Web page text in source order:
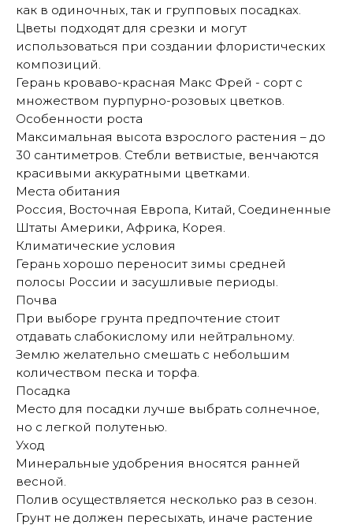
как в одиночных, так и групповых посадках.
Цветы подходят для срезки и могут
использоваться при создании флористических
композиций.
Герань кроваво-красная Макс Фрей - сорт с
множеством пурпурно-розовых цветков.
Особенности роста
Максимальная высота взрослого растения – до
30 сантиметров. Стебли ветвистые, венчаются
красивыми аккуратными цветками.
Места обитания
Россия, Восточная Европа, Китай, Соединенные
Штаты Америки, Африка, Корея.
Климатические условия
Герань хорошо переносит зимы средней
полосы России и засушливые периоды.
Почва
При выборе грунта предпочтение стоит
отдавать слабокислому или нейтральному.
Землю желательно смешать с небольшим
количеством песка и торфа.
Посадка
Место для посадки лучше выбрать солнечное,
но с легкой полутенью.
Уход
Минеральные удобрения вносятся ранней
весной.
Полив осуществляется несколько раз в сезон.
Грунт не должен пересыхать, иначе растение